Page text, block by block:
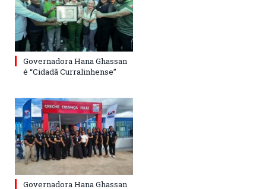
Governadora Hana Ghassan
é “Cidadã Curralinhense”
Governadora Hana Ghassan